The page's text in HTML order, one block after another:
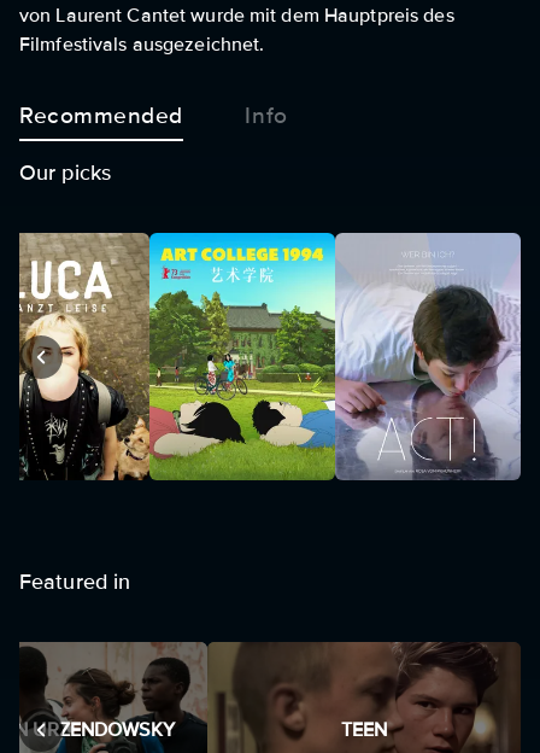
von Laurent Cantet wurde mit dem Hauptpreis des
Filmfestivals ausgezeichnet.
Recommended Info
Our picks
Featured in
URZENDOWSKY TEEN